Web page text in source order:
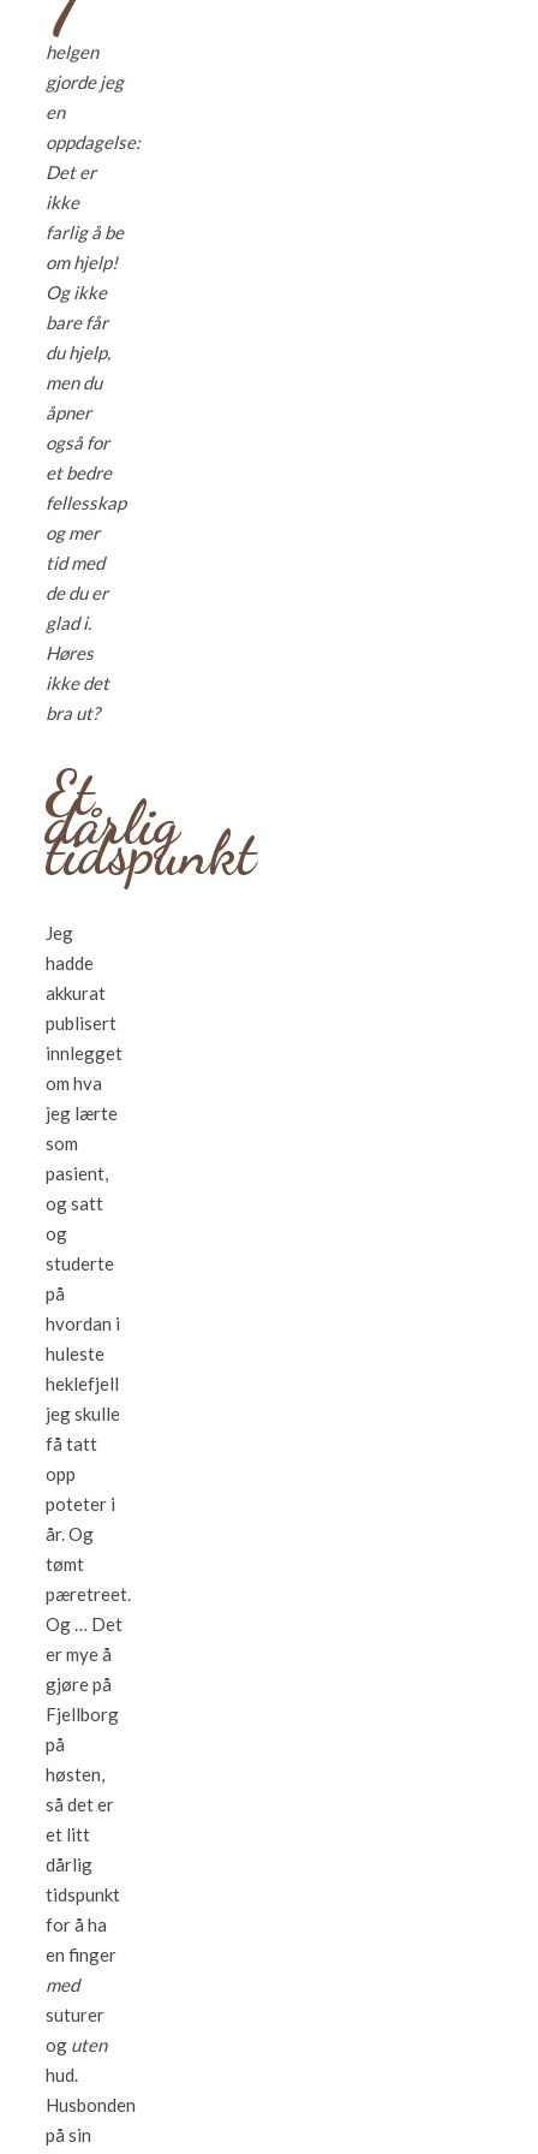
helgen
gjorde jeg
en
oppdagelse:
Det er
ikke
farlig å be
om hjelp!
Og ikke
bare får
du hjelp,
men du
åpner
også for
et bedre
fellesskap
og mer
tid med
de du er
glad i.
Høres
ikke det
bra ut?
Et
dårlig
tidspunkt
Jeg
hadde
akkurat
publisert
innlegget
om hva
jeg lærte
som
pasient,
og satt
og
studerte
på
hvordan i
huleste
heklefjell
jeg skulle
få tatt
opp
poteter i
år. Og
tømt
pæretreet.
Og … Det
er mye å
gjøre på
Fjellborg
på
høsten,
så det er
et litt
dårlig
tidspunkt
for å ha
en finger
med
suturer
og uten
hud.
Husbonden
på sin